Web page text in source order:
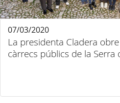
La presidenta Cladera
càrrecs públics de la Serra
07/03/2020